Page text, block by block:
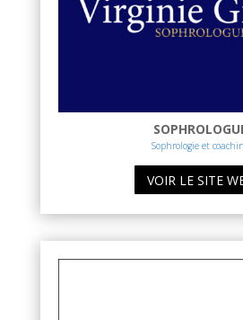
Sophrologie et
VOIR LE SITE